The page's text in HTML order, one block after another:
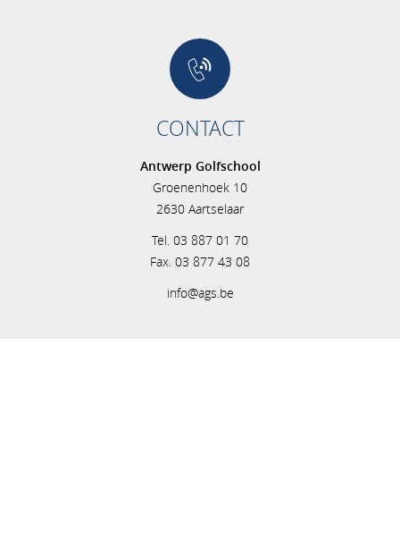
CONTACT
Antwerp Golfschool
Groenenhoek 10
2630 Aartselaar
Tel. 03 887 01 70
Fax. 03 877 43 08
info@ags.be